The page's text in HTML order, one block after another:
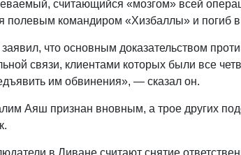
считающийся «мозгом» всей
полевым командиром «Хизбаллы» и погиб
что основным доказательством
связи, клиентами которых были все
им обвинения», — сказал он.
Аяш признан вновным, а трое других